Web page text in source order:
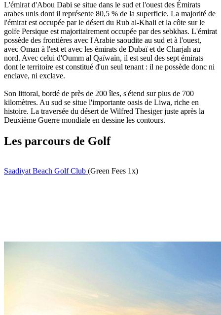
L'émirat d'Abou Dabi se situe dans le sud et l'ouest des Émirats
arabes unis dont il représente 80,5 % de la superficie. La majorité de
l'émirat est occupée par le désert du Rub al-Khali et la côte sur le
golfe Persique est majoritairement occupée par des sebkhas. L'émirat
possède des frontières avec l'Arabie saoudite au sud et à l'ouest,
avec Oman à l'est et avec les émirats de Dubaï et de Charjah au
nord. Avec celui d'Oumm al Qaïwaïn, il est seul des sept émirats
dont le territoire est constitué d'un seul tenant : il ne possède donc ni
enclave, ni exclave.
Son littoral, bordé de près de 200 îles, s'étend sur plus de 700
kilomètres. Au sud se situe l'importante oasis de Liwa, riche en
histoire. La traversée du désert de Wilfred Thesiger juste après la
Deuxième Guerre mondiale en dessine les contours.
Les parcours de Golf
Saadiyat Beach Golf Club (Green Fees 1x)